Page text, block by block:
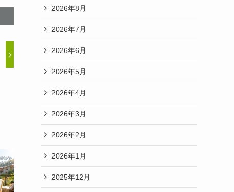
2026年8月
2026年7月
2026年6月
2026年5月
2026年4月
2026年3月
2026年2月
2026年1月
2025年12月